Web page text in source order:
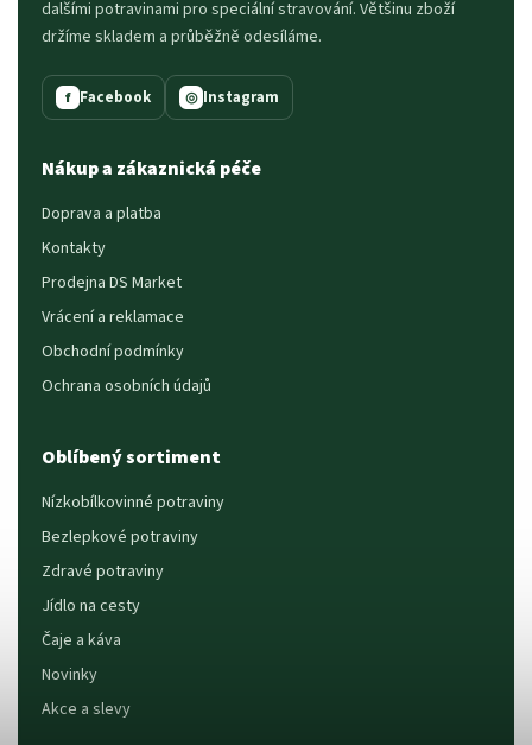
dalšími potravinami pro speciální stravování. Většinu zboží
držíme skladem a průběžně odesíláme.
f Facebook ◎ Instagram
Nákup a zákaznická péče
Doprava a platba
Kontakty
Prodejna DS Market
Vrácení a reklamace
Obchodní podmínky
Ochrana osobních údajů
Oblíbený sortiment
Nízkobílkovinné potraviny
Bezlepkové potraviny
Zdravé potraviny
Jídlo na cesty
Čaje a káva
Novinky
Akce a slevy